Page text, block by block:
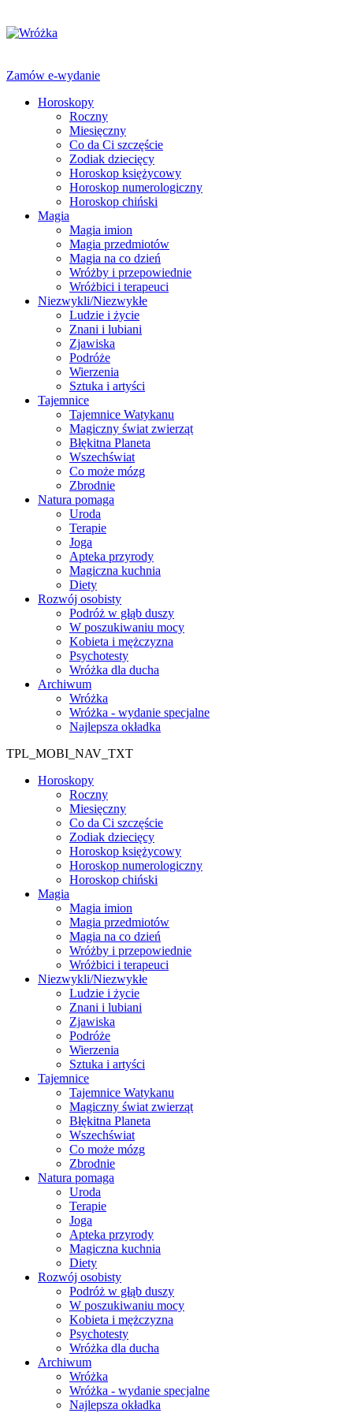
Zamów e-wydanie
Horoskopy
Roczny
Miesięczny
Co da Ci szczęście
Zodiak dziecięcy
Horoskop księżycowy
Horoskop numerologiczny
Horoskop chiński
Magia
Magia imion
Magia przedmiotów
Magia na co dzień
Wróżby i przepowiednie
Wróżbici i terapeuci
Niezwykli/Niezwykłe
Ludzie i życie
Znani i lubiani
Zjawiska
Podróże
Wierzenia
Sztuka i artyści
Tajemnice
Tajemnice Watykanu
Magiczny świat zwierząt
Błękitna Planeta
Wszechświat
Co może mózg
Zbrodnie
Natura pomaga
Uroda
Terapie
Joga
Apteka przyrody
Magiczna kuchnia
Diety
Rozwój osobisty
Podróż w głąb duszy
W poszukiwaniu mocy
Kobieta i mężczyzna
Psychotesty
Wróżka dla ducha
Archiwum
Wróżka
Wróżka - wydanie specjalne
Najlepsza okładka
TPL_MOBI_NAV_TXT
Horoskopy
Roczny
Miesięczny
Co da Ci szczęście
Zodiak dziecięcy
Horoskop księżycowy
Horoskop numerologiczny
Horoskop chiński
Magia
Magia imion
Magia przedmiotów
Magia na co dzień
Wróżby i przepowiednie
Wróżbici i terapeuci
Niezwykli/Niezwykłe
Ludzie i życie
Znani i lubiani
Zjawiska
Podróże
Wierzenia
Sztuka i artyści
Tajemnice
Tajemnice Watykanu
Magiczny świat zwierząt
Błękitna Planeta
Wszechświat
Co może mózg
Zbrodnie
Natura pomaga
Uroda
Terapie
Joga
Apteka przyrody
Magiczna kuchnia
Diety
Rozwój osobisty
Podróż w głąb duszy
W poszukiwaniu mocy
Kobieta i mężczyzna
Psychotesty
Wróżka dla ducha
Archiwum
Wróżka
Wróżka - wydanie specjalne
Najlepsza okładka